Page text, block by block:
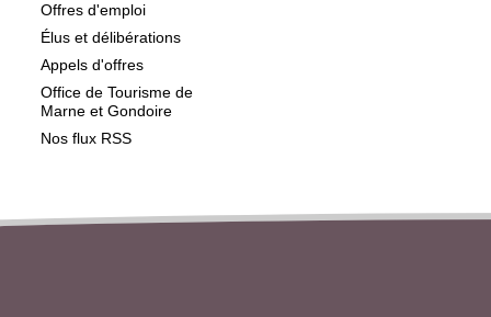
Offres d'emploi
Élus et délibérations
Appels d'offres
Office de Tourisme de
Marne et Gondoire
Nos flux RSS